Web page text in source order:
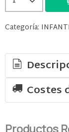
Categoría:
Costes
Productos